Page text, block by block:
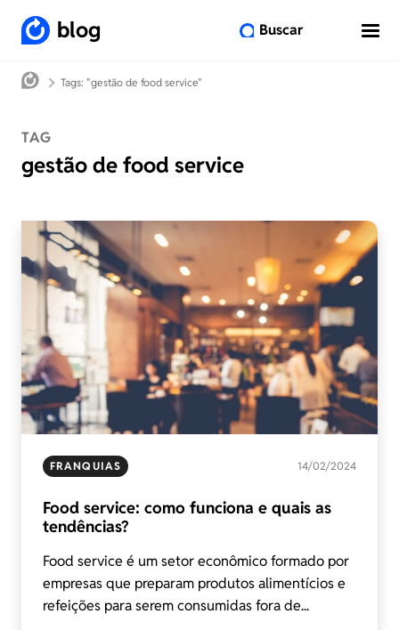
blog Buscar
Tags: "gestão de food service"
TAG
gestão de food service
FRANQUIAS 14/02/2024
Food service: como funciona e quais as
tendências?
Food service é um setor econômico formado por
empresas que preparam produtos alimentícios e
refeições para serem consumidas fora de...